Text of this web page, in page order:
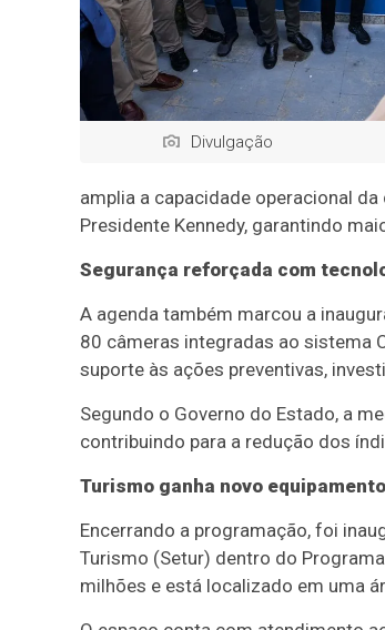
Divulgação
amplia a capacidade operacional
Presidente Kennedy, garantindo
Segurança reforçada com
A agenda também marcou a
80 câmeras integradas ao sistema
suporte às ações preventivas,
Segundo o Governo do Estado, a
contribuindo para a redução dos
Turismo ganha novo equipamento
Encerrando a programação, foi
Turismo (Setur) dentro do
milhões e está localizado em uma